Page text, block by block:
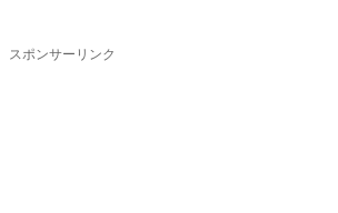
スポンサーリンク